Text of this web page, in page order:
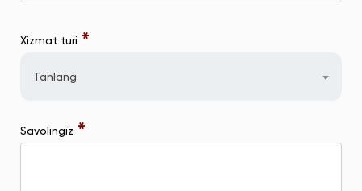
Xizmat turi *
Tanlang
Savolingiz *